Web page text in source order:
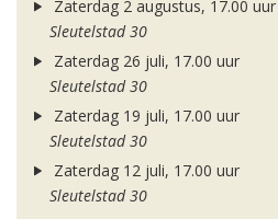
Zaterdag 2 augustus, 17.00 uur
Sleutelstad 30
Zaterdag 26 juli, 17.00 uur
Sleutelstad 30
Zaterdag 19 juli, 17.00 uur
Sleutelstad 30
Zaterdag 12 juli, 17.00 uur
Sleutelstad 30